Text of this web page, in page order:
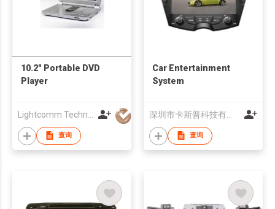
10.2" Portable DVD
Player
查询
Car Entertainment
System
查询